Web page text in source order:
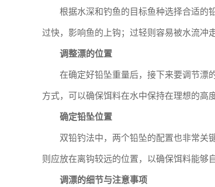
根据水深和钓鱼的目标鱼种选择合适的
过快，影响鱼的上钩；过轻则容易被水流冲走
调整漂的位置
在确定好铅坠重量后，接下来要调节漂
方式，可以确保饵料在水中保持在理想的高
确定铅坠位置
双铅钓法中，两个铅坠的配置也非常关
则应放在离钩较远的位置，以确保饵料能够
调漂的细节与注意事项